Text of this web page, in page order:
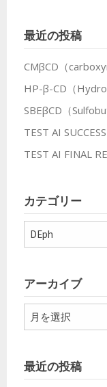
最近の投稿
CMβCD（
HP-β-CD（
SBEβCD（
TEST AI
TEST AI FINAL
カテゴリー
カ
ー
アーカイブ
ア
ー
ブ
最近の投稿